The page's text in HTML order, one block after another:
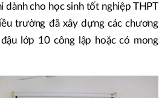
dành cho học sinh tốt nghiệp THPT
trường đã xây dựng các chương
lớp 10 công lập hoặc có mong